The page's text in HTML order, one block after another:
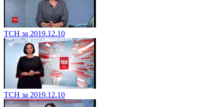
ТСН за 2019.12.10
ТСН за 2019.12.10